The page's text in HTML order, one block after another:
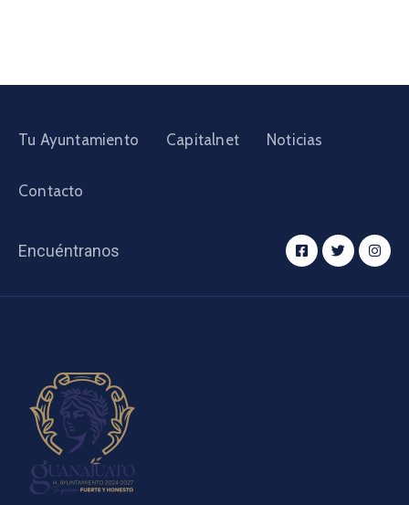
Tu Ayuntamiento Capitalnet Noticias
Contacto
Encuéntranos